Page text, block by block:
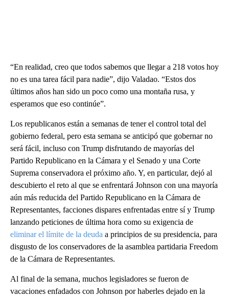
“En realidad, creo que todos sabemos que llegar a 218 votos hoy
no es una tarea fácil para nadie”, dijo Valadao. “Estos dos
últimos años han sido un poco como una montaña rusa, y
esperamos que eso continúe”.
Los republicanos están a semanas de tener el control total del
gobierno federal, pero esta semana se anticipó que gobernar no
será fácil, incluso con Trump disfrutando de mayorías del
Partido Republicano en la Cámara y el Senado y una Corte
Suprema conservadora el próximo año. Y, en particular, dejó al
descubierto el reto al que se enfrentará Johnson con una mayoría
aún más reducida del Partido Republicano en la Cámara de
Representantes, facciones dispares enfrentadas entre sí y Trump
lanzando peticiones de última hora como su exigencia de
eliminar el límite de la deuda a principios de su presidencia, para
disgusto de los conservadores de la asamblea partidaria Freedom
de la Cámara de Representantes.
Al final de la semana, muchos legisladores se fueron de
vacaciones enfadados con Johnson por haberles dejado en la